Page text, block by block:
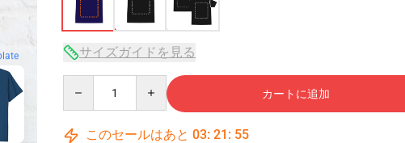
サイズガイドを見る
カートに追加
このセールはあと 03: 21 : 54